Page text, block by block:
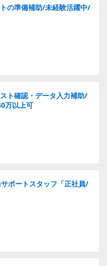
の準備補助/未経験活躍中/
ト確認・データ入力補助/
万以上可
ポートスタッフ「正社員/